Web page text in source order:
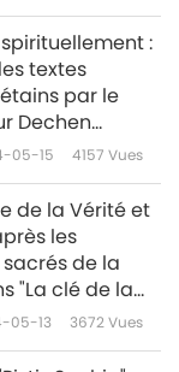
:
textes
par le
Dechen
partie 1/2
05-15 4157 Vues
de la Vérité et
les
de la
"La clé de la
1/2
05-13 3672Vues